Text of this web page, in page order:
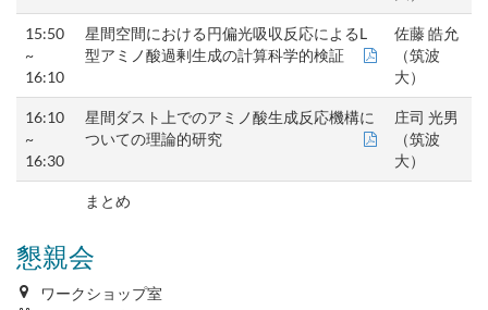
15:50
~
16:10
星間空間における円偏光吸収反応によるL
型アミノ酸過剰生成の計算科学的検証
佐藤 皓允
（筑波
大）
16:10
~
16:30
星間ダスト上でのアミノ酸生成反応機構に
ついての理論的研究
庄司 光男
（筑波
大）
まとめ
懇親会
ワークショップ室